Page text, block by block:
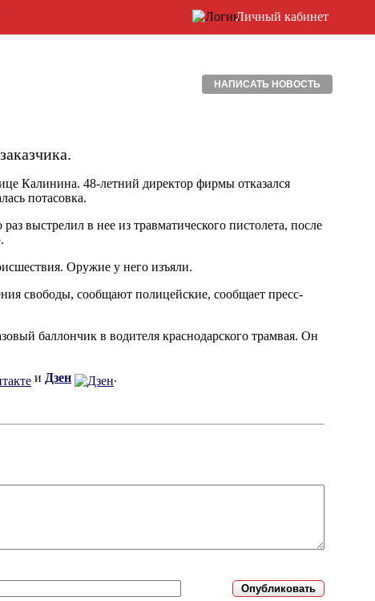
Личный кабинет
НАПИСАТЬ НОВОСТЬ
Калинина. 48-летний директор фирмы отказался
потасовка.
выстрелил в нее из травматического пистолета, после
Оружие у него изъяли.
свободы, сообщают полицейские, сообщает пресс-
баллончик в водителя краснодарского трамвая. Он
и Дзен .